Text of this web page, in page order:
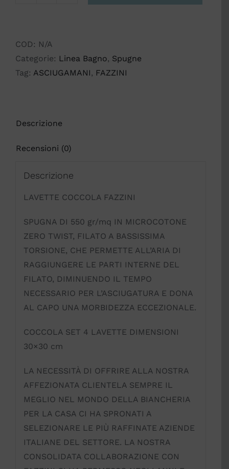
quantità
COD: N/A
Categorie: Linea Bagno, Spugne
Tag: ASCIUGAMANI, FAZZINI
Descrizione
Recensioni (0)
Descrizione
LAVETTE COCCOLA FAZZINI
SPUGNA DI 550 gr/mq IN MICROCOTONE
ZERO TWIST, FILATO A BASSISSIMA
TORSIONE, CHE PERMETTE ALL’ARIA DI
RAGGIUNGERE LE PARTI INTERNE DEL
FILATO, DIMINUENDO IL TEMPO
NECESSARIO PER L’ASCIUGATURA E DONA
AL CAPO UNA MORBIDEZZA ECCEZIONALE.
COCCOLA SET 4 LAVETTE DIMENSIONI
30×30 cm
LA NECESSITÀ DI OFFRIRE ALLA NOSTRA
AFFEZIONATA CLIENTELA SEMPRE IL
MEGLIO NEL MONDO DELLA BIANCHERIA
PER LA CASA CI HA SPRONATI A
SELEZIONARE LE PIÙ RAFFINATE AZIENDE
ITALIANE DEL SETTORE. LA NOSTRA
CONSOLIDATA COLLABORAZIONE CON